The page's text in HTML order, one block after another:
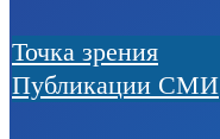
Точка зрения
Публикации СМИ